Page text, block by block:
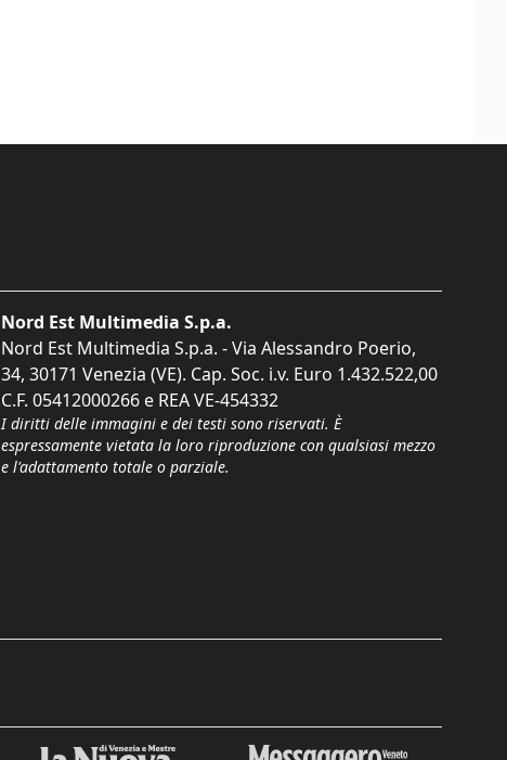
Nord Est Multimedia S.p.a.
Nord Est Multimedia S.p.a. - Via Alessandro Poerio,
34, 30171 Venezia (VE). Cap. Soc. i.v. Euro 1.432.522,00
C.F. 05412000266 e REA VE-454332
I diritti delle immagini e dei testi sono riservati. È
espressamente vietata la loro riproduzione con qualsiasi mezzo
e l'adattamento totale o parziale.